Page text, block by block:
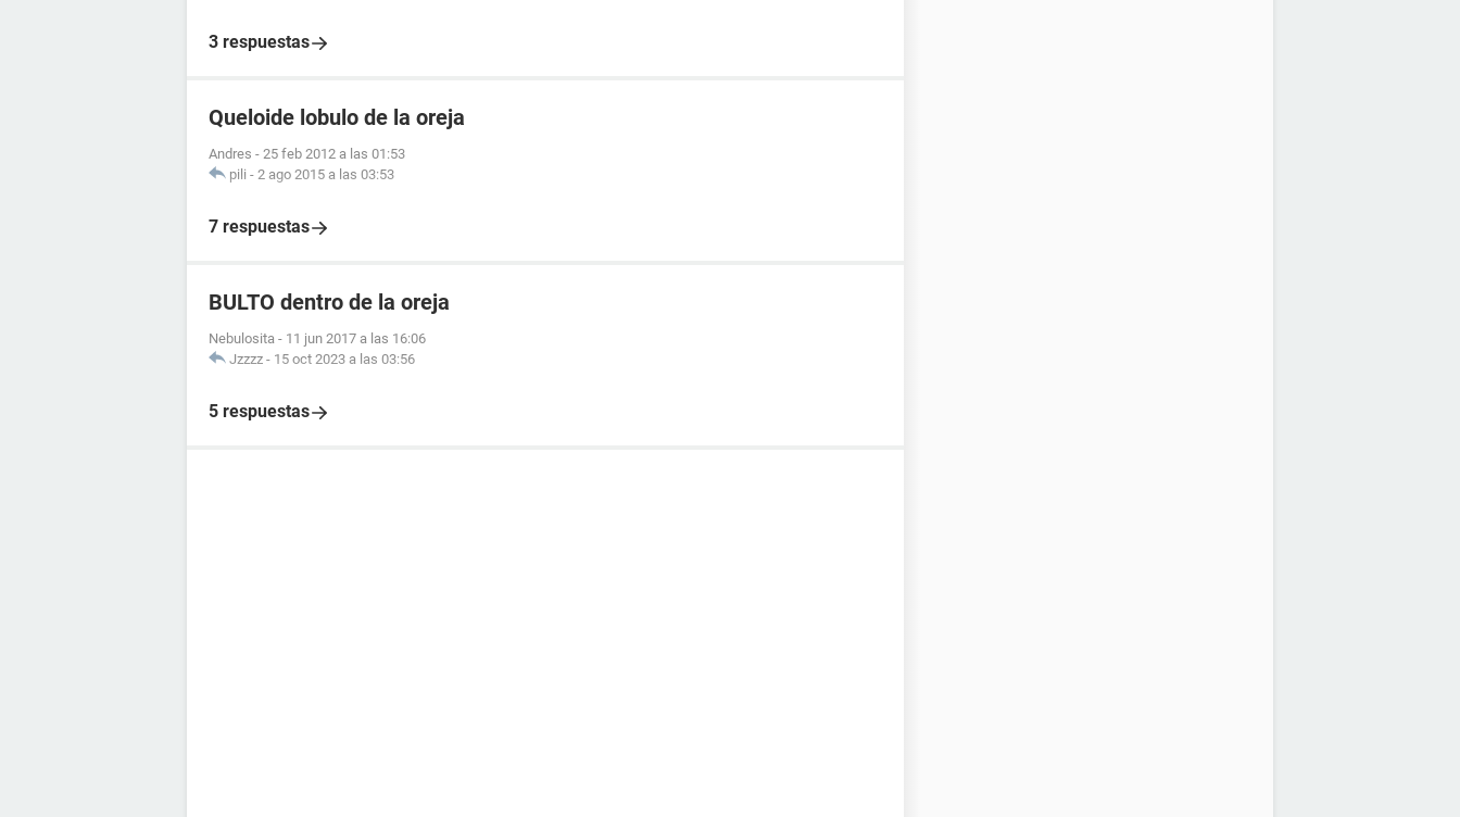
3 respuestas
Queloide lobulo de la oreja
Andres - 25 feb 2012 a las 01:53
pili - 2 ago 2015 a las 03:53
7 respuestas
BULTO dentro de la oreja
Nebulosita - 11 jun 2017 a las 16:06
Jzzzz - 15 oct 2023 a las 03:56
5 respuestas